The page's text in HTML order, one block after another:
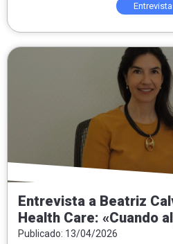
Entrevista a Beatriz
Health Care: «Cuando
contento, sé que he
Publicado: 13/04/2026